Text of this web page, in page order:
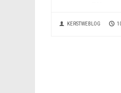
onderzoek van
KERSTWEBLOG